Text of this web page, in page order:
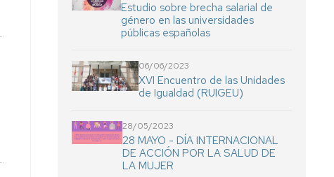
Estudio sobre brecha salarial de
género en las universidades
públicas españolas
06/06/2023
XVI Encuentro de las Unidades
de Igualdad (RUIGEU)
28/05/2023
28 MAYO - DÍA INTERNACIONAL
DE ACCIÓN POR LA SALUD DE
LA MUJER